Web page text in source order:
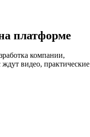
платформе
компании,
видео, практические